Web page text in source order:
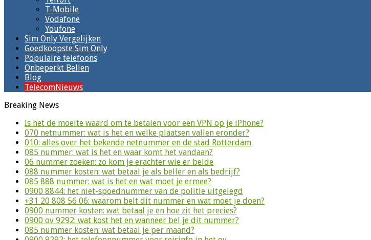
T-Mobile
Vodafone
Youfone
Sim Only Vergelijken
Goedkoopste Sim Only
Populaire telefoons
Onbeperkt Bellen
Blog
TelecomNieuws
Breaking News
Is het de moeite waard om te betalen voor een VPN op je iPhone?
070 netnummer: wat is het en welke plaatsen vallen eronder?
010: alles over het bekende netnummer en de stad Rotterdam
085 nummer: wat is het en waar komt het vandaan?
06 nummer zoeken: zo kom je erachter wie er belde
088 nummer kosten: wat betaal je als beller en als bedrijf?
085 888 nummer: wat is het en wat moet je ermee?
0900 8844: het niet-spoednummer van de politie uitgelegd
+31 20 808 56 06: waarom belt dit nummer en wat moet je doen?
0900 nummer kosten: wat betaal je en hoe zit het precies?
0900 ov 9292: wat kost het en wanneer bel je dit nummer?
085 nummer kosten: wat betaal je per maand?